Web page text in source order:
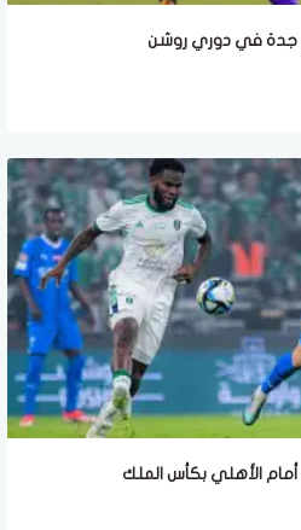
جدة في دوري روشن
الأهلي بكأس الملك